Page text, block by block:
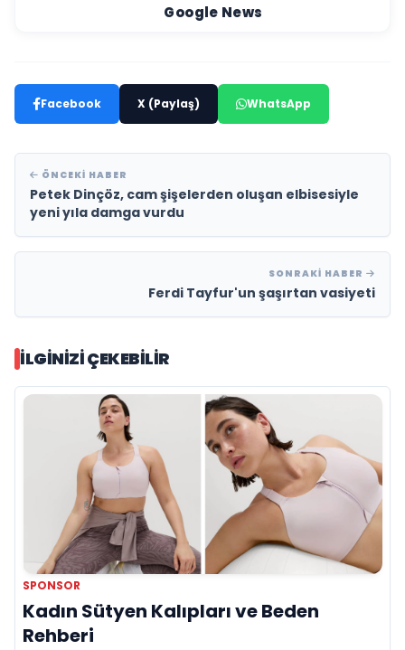
Google News
Facebook X (Paylaş) WhatsApp
ÖNCEKI HABER
Petek Dinçöz, cam şişelerden oluşan elbisesiyle
yeni yıla damga vurdu
SONRAKI HABER
Ferdi Tayfur'un şaşırtan vasiyeti
İLGINIZI ÇEKEBILIR
SPONSOR
Kadın Sütyen Kalıpları ve Beden
Rehberi